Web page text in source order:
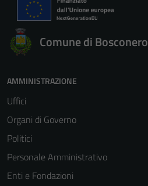
Comune di Bosconero
AMMINISTRAZIONE
Uffici
Organi di Governo
Politici
Personale Amministrativo
Enti e Fondazioni